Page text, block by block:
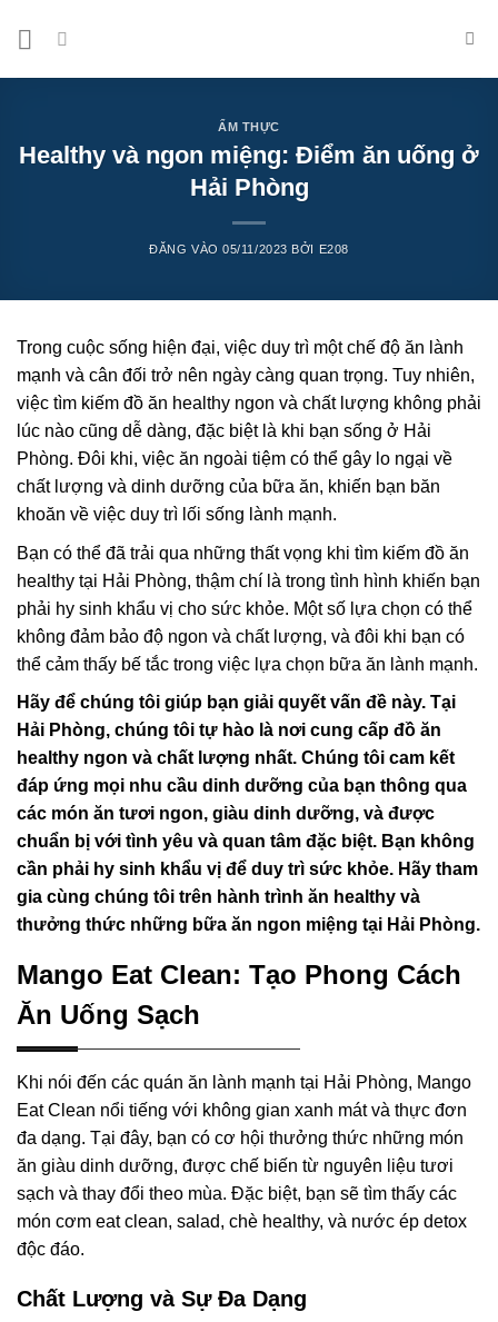
ẨM THỰC
Healthy và ngon miệng: Điểm ăn uống ở
Hải Phòng
ĐĂNG VÀO05/11/2023 BỞI E208
Trong cuộc sống hiện đại, việc duy trì một chế độ ăn lành
mạnh và cân đối trở nên ngày càng quan trọng. Tuy nhiên,
việc tìm kiếm đồ ăn healthy ngon và chất lượng không phải
lúc nào cũng dễ dàng, đặc biệt là khi bạn sống ở Hải
Phòng. Đôi khi, việc ăn ngoài tiệm có thể gây lo ngại về
chất lượng và dinh dưỡng của bữa ăn, khiến bạn băn
khoăn về việc duy trì lối sống lành mạnh.
Bạn có thể đã trải qua những thất vọng khi tìm kiếm đồ ăn
healthy tại Hải Phòng, thậm chí là trong tình hình khiến bạn
phải hy sinh khẩu vị cho sức khỏe. Một số lựa chọn có thể
không đảm bảo độ ngon và chất lượng, và đôi khi bạn có
thể cảm thấy bế tắc trong việc lựa chọn bữa ăn lành mạnh.
Hãy để chúng tôi giúp bạn giải quyết vấn đề này. Tại
Hải Phòng, chúng tôi tự hào là nơi cung cấp đồ ăn
healthy ngon và chất lượng nhất. Chúng tôi cam kết
đáp ứng mọi nhu cầu dinh dưỡng của bạn thông qua
các món ăn tươi ngon, giàu dinh dưỡng, và được
chuẩn bị với tình yêu và quan tâm đặc biệt. Bạn không
cần phải hy sinh khẩu vị để duy trì sức khỏe. Hãy tham
gia cùng chúng tôi trên hành trình ăn healthy và
thưởng thức những bữa ăn ngon miệng tại Hải Phòng.
Mango Eat Clean: Tạo Phong Cách
Ăn Uống Sạch
Khi nói đến các quán ăn lành mạnh tại Hải Phòng, Mango
Eat Clean nổi tiếng với không gian xanh mát và thực đơn
đa dạng. Tại đây, bạn có cơ hội thưởng thức những món
ăn giàu dinh dưỡng, được chế biến từ nguyên liệu tươi
sạch và thay đổi theo mùa. Đặc biệt, bạn sẽ tìm thấy các
món cơm eat clean, salad, chè healthy, và nước ép detox
độc đáo.
Chất Lượng và Sự Đa Dạng